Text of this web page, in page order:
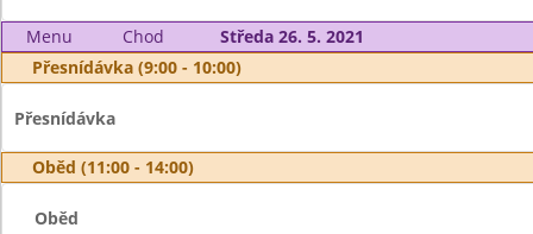
Menu Chod
Středa 26. 5. 2021
Přesnídávka (9:00 - 10:00)
Přesnídávka
Oběd (11:00 - 14:00)
Oběd